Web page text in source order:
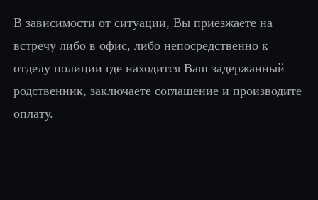
В зависимости от ситуации, Вы приезжаете на
встречу либо в офис, либо непосредственно к
отделу полиции где находится Ваш задержанный
родственник, заключаете соглашение и производите
оплату.